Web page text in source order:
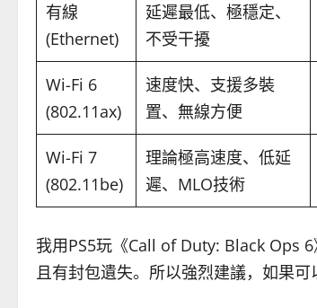
有線
(Ethernet)
延遲最低、極穩定、
不受干擾
Wi-Fi 6
(802.11ax)
速度快、支援多裝
置、無線方便
Wi-Fi 7
(802.11be)
理論極高速度、低延
遲、MLO技術
我用PS5玩《Call of Duty: Black Ops
且有封包遺失。所以強烈建議，如果